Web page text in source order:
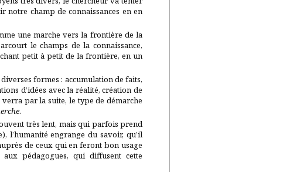
notre champ de connaissances en en
une marche vers la frontière de la
le champs de la connaissance,
petit à petit de la frontière, en un
formes : accumulation de faits,
d’idées avec la réalité, création de
par la suite, le type de démarche
.
très lent, mais qui parfois prend
l’humanité engrange du savoir, qu’il
de ceux qui en feront bon usage
pédagogues, qui diffusent cette